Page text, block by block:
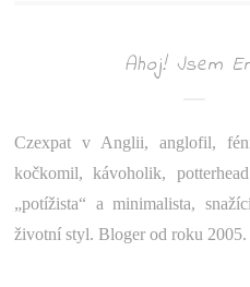
Ahoj! Jsem
Czexpat v Anglii, anglofil,
kočkomil, kávoholik,
„potížista“ a minimalista,
životní styl. Bloger od roku 2005.